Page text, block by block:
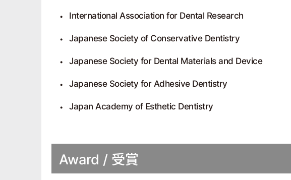
International Association for Dental Research
Japanese Society of Conservative Dentistry
Japanese Society for Dental Materials and Device
Japanese Society for Adhesive Dentistry
Japan Academy of Esthetic Dentistry
Award / 受賞